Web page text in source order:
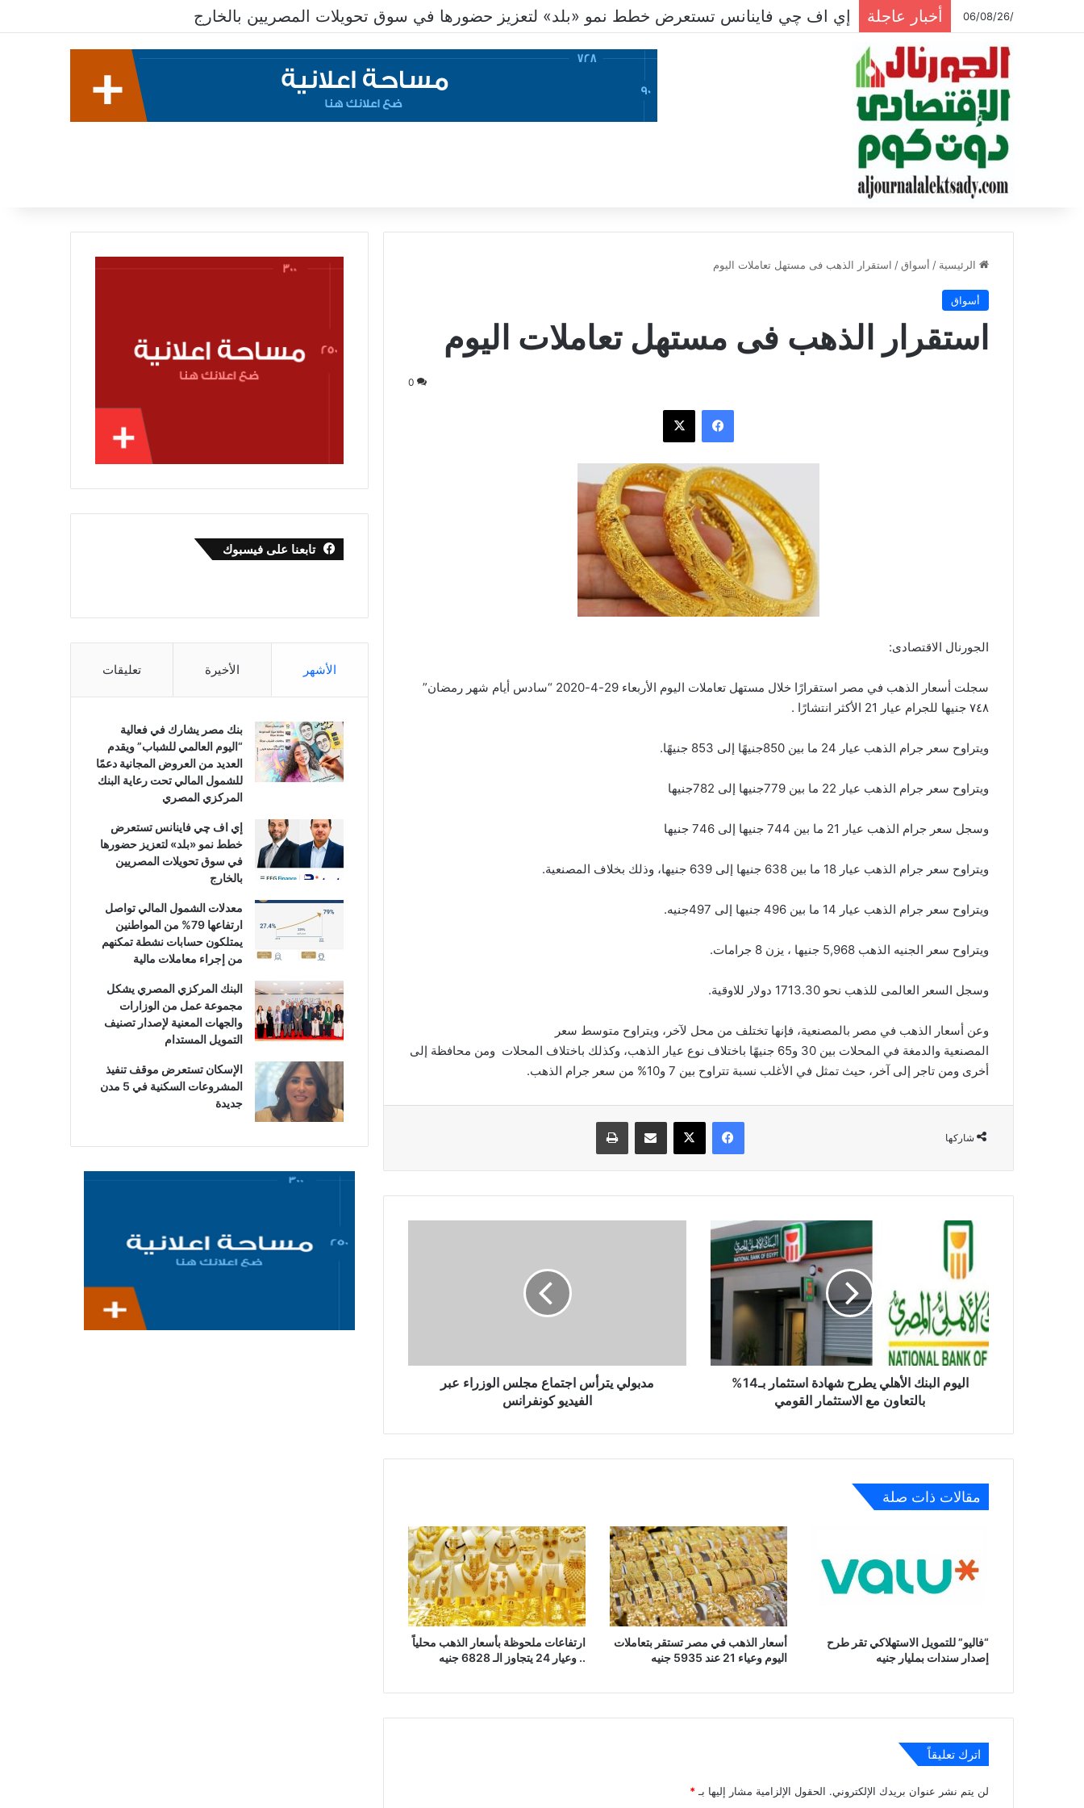
/06/08/26 أخبار عاجلة إي اف چي فاينانس تستعرض خطط نمو «بلد» لتعزيز حضورها في سوق تحويلات المصريين بالخارج
الرئيسية / أسواق/ استقرار الذهب فى مستهل تعاملات اليوم
أسواق
استقرار الذهب فى مستهل تعاملات اليوم
0
فيسبوك ‫X
الجورنال الاقتصادى:
سجلت أسعار الذهب في مصر استقرارًا خلال مستهل تعاملات اليوم الأربعاء 29-4-2020 “سادس أيام شهر رمضان”
٧٤٨ جنيها للجرام عيار 21 الأكثر انتشارًا .
ويتراوح سعر جرام الذهب عيار 24 ما بين 850جنيهًا إلى 853 جنيهًا.
ويتراوح سعر جرام الذهب عيار 22 ما بين 779جنيها إلى 782جنيها
وسجل سعر جرام الذهب عيار 21 ما بين 744 جنيها إلى 746 جنيها
ويتراوح سعر جرام الذهب عيار 18 ما بين 638 جنيها إلى 639 جنيها، وذلك بخلاف المصنعية.
ويتراوح سعر جرام الذهب عيار 14 ما بين 496 جنيها إلى 497جنيه.
ويتراوح سعر الجنيه الذهب 5,968 جنيها ، يزن 8 جرامات.
وسجل السعر العالمى للذهب نحو 1713.30 دولار للاوقية.
وعن أسعار الذهب في مصر بالمصنعية، فإنها تختلف من محل لآخر، ويتراوح متوسط سعر
المصنعية والدمغة في المحلات بين 30 و65 جنيهًا باختلاف نوع عيار الذهب، وكذلك باختلاف المحلات ومن محافظة إلى
أخرى ومن تاجر إلى آخر، حيث تمثل في الأغلب نسبة تتراوح بين 7 و10% من سعر جرام الذهب.
شاركها
فيسبوك ‫X مشاركة عبر البريد طباعة
اليوم
يطرح
شهادة
استثمار
بـ14%
بالتعاون
مع
الاستثمار
اليوم البنك الأهلي يطرح شهادة استثمار بـ14%
بالتعاون مع الاستثمار القومي
مدبولي يترأس اجتماع مجلس الوزراء عبر
الفيديو كونفرانس
مقالات ذات صلة
“فاليو” للتمويل الاستهلاكي تقر طرح
إصدار سندات بمليار جنيه
أسعار الذهب في مصر تستقر بتعاملات
اليوم وعياء 21 عند 5935 جنيه
ارتفاعات ملحوظة بأسعار الذهب محلياً
.. وعيار 24 يتجاوز الـ 6828 جنيه
اترك تعليقاً
لن يتم نشر عنوان بريدك الإلكتروني. الحقول الإلزامية مشار إليها بـ *
تابعنا على فيسبوك
الأشهر الأخيرة تعليقات
بنك مصر يشارك في فعالية
“اليوم العالمي للشباب” ويقدم
العديد من العروض المجانية دعمًا
للشمول المالي تحت رعاية البنك
المركزي المصري
إي اف چي فاينانس تستعرض
خطط نمو «بلد» لتعزيز حضورها
في سوق تحويلات المصريين
بالخارج
معدلات الشمول المالي تواصل
ارتفاعها 79% من المواطنين
يمتلكون حسابات نشطة تمكنهم
من إجراء معاملات مالية
البنك المركزي المصري يشكل
مجموعة عمل من الوزارات
والجهات المعنية لإصدار تصنيف
التمويل المستدام
الإسكان تستعرض موقف تنفيذ
المشروعات السكنية في 5 مدن
جديدة